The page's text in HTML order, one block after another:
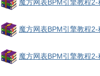
魔方网表BPM引擎教程
魔方网表BPM引擎教程
魔方网表BPM引擎教程